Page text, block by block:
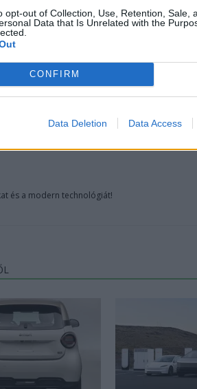
opt-out of Collection, Use, Retention, Sale,
Data that Is Unrelated with the
CONFIRM
Data Deletion Data Access
autó Sorozatgyártás Tesla Tesla
és a modern technológiát!